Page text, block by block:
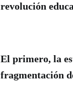
revolución
El primero, la
fragmentación